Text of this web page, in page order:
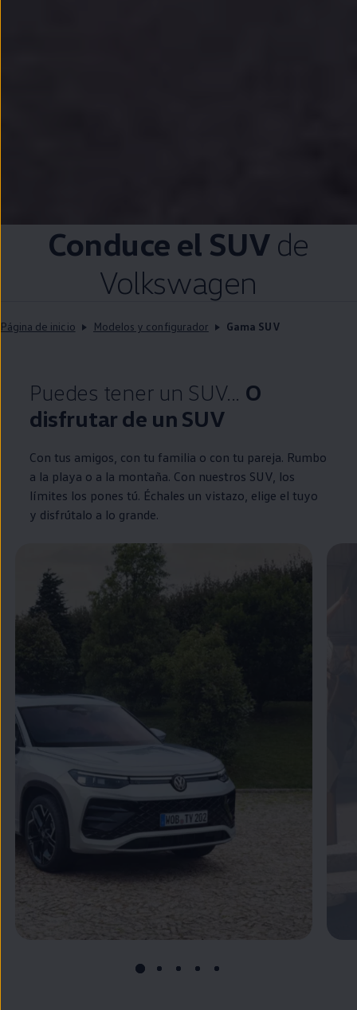
Conduce el SUV de
Volkswagen
Página de inicio Modelos y configurador Gama SUV
Puedes tener un SUV... O
disfrutar de un SUV
Con tus amigos, con tu familia o con tu pareja. Rumbo
a la playa o a la montaña. Con nuestros SUV, los
límites los pones tú. Échales un vistazo, elige el tuyo
y disfrútalo a lo grande.
Enable fullscreen mode